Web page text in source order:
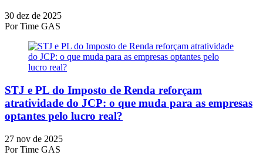
30 dez de 2025
PorTime GAS
STJ e PL do Imposto de Renda reforçam
atratividade do JCP: o que muda para as empresas
optantes pelo lucro real?
27 nov de 2025
PorTime GAS